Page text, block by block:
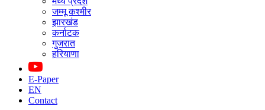
जम्मू कश्मीर
झारखंड
कर्नाटक
गुजरात
हरियाणा
E-Paper
EN
Contact